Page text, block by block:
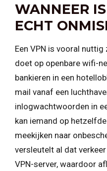
WANNEER
ECHT
Een VPN is vooral
doet op openbare wifi-
bankieren in een
mail vanaf een
inlogwachtwoorden in
kan iemand op
meekijken naar
versleutelt al dat
VPN-server, waardoor